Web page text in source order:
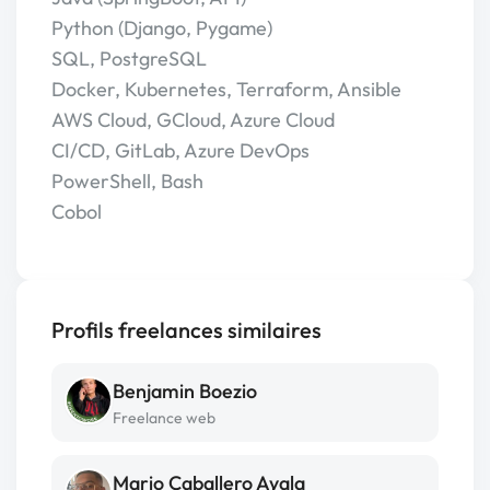
Python (Django, Pygame)
SQL, PostgreSQL
Docker, Kubernetes, Terraform, Ansible
AWS Cloud, GCloud, Azure Cloud
CI/CD, GitLab, Azure DevOps
PowerShell, Bash
Cobol
Profils freelances similaires
Benjamin Boezio
Freelance web
Mario Caballero Ayala